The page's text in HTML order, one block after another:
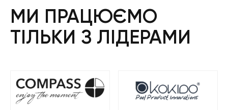
МИ ПРАЦЮЄМО
ТІЛЬКИ З ЛІДЕРАМИ